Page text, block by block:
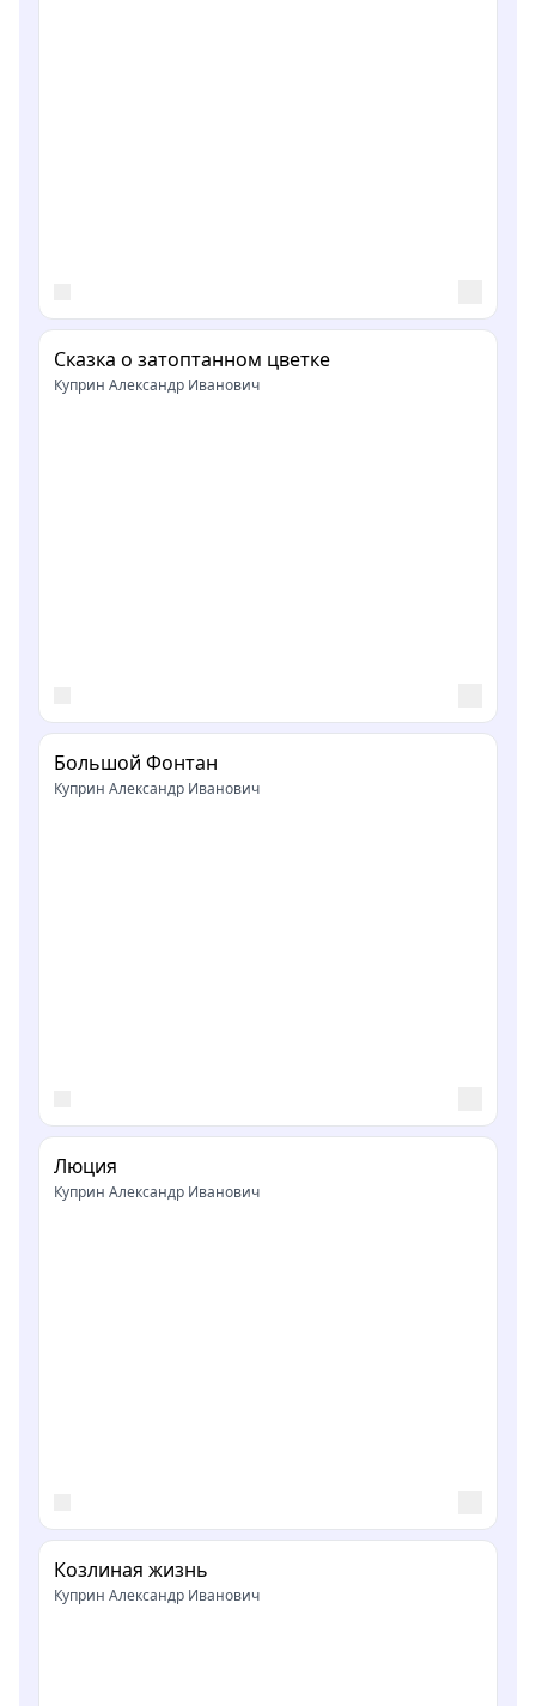
Сказка о затоптанном цветке
Куприн Александр Иванович
Большой Фонтан
Куприн Александр Иванович
Люция
Куприн Александр Иванович
Козлиная жизнь
Куприн Александр Иванович